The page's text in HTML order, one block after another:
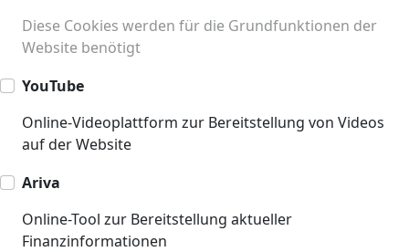
Diese Cookies werden für die Grundfunktionen der
Website benötigt
YouTube
Online-Videoplattform zur Bereitstellung von Videos
auf der Website
Ariva
Online-Tool zur Bereitstellung aktueller
Finanzinformationen